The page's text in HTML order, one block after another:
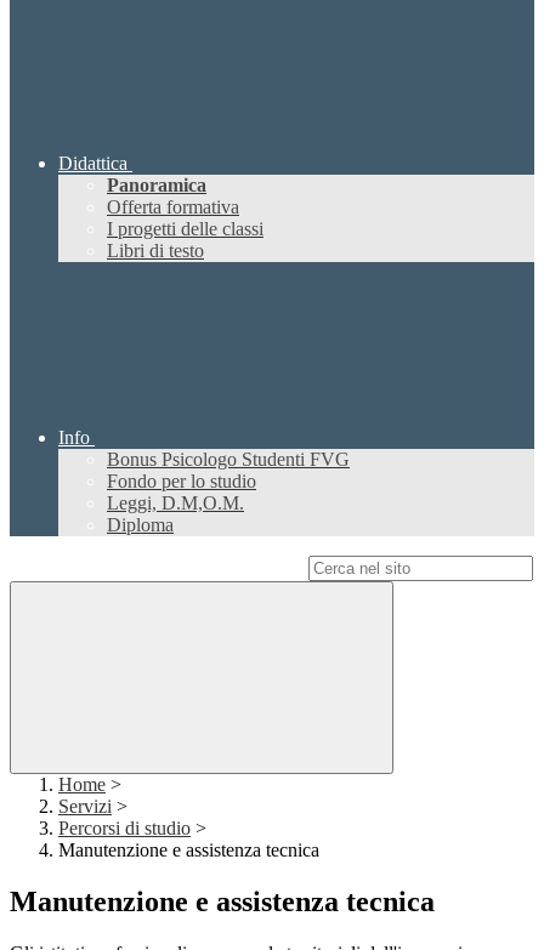
Didattica
Panoramica
Offerta formativa
I progetti delle classi
Libri di testo
Info
Bonus Psicologo Studenti FVG
Fondo per lo studio
Leggi, D.M,O.M.
Diploma
Home >
Servizi >
Percorsi di studio >
Manutenzione e assistenza tecnica
Manutenzione e assistenza tecnica